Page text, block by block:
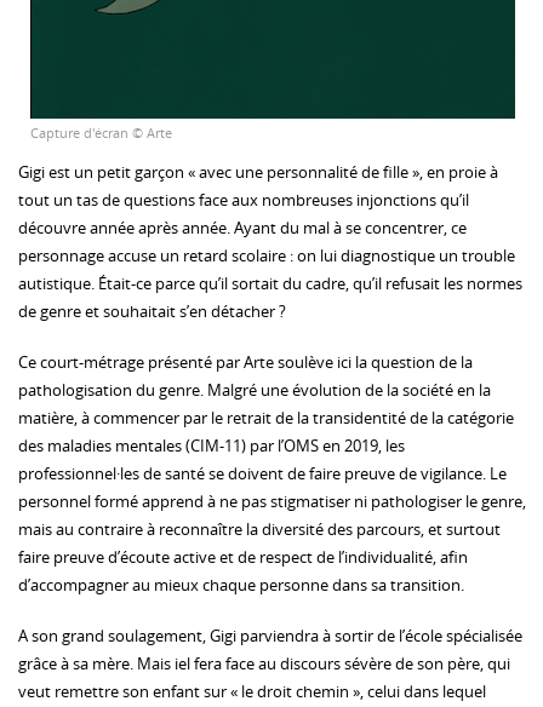
Capture d'écran © Arte
Gigi est un petit garçon « avec une personnalité de fille », en proie à
tout un tas de questions face aux nombreuses injonctions qu’il
découvre année après année. Ayant du mal à se concentrer, ce
personnage accuse un retard scolaire : on lui diagnostique un trouble
autistique. Était-ce parce qu’il sortait du cadre, qu’il refusait les normes
de genre et souhaitait s’en détacher ?
Ce court-métrage présenté par Arte soulève ici la question de la
pathologisation du genre. Malgré une évolution de la société en la
matière, à commencer par le retrait de la transidentité de la catégorie
des maladies mentales (CIM-11) par l’OMS en 2019, les
professionnel·les de santé se doivent de faire preuve de vigilance. Le
personnel formé apprend à ne pas stigmatiser ni pathologiser le genre,
mais au contraire à reconnaître la diversité des parcours, et surtout
faire preuve d’écoute active et de respect de l’individualité, afin
d’accompagner au mieux chaque personne dans sa transition.
A son grand soulagement, Gigi parviendra à sortir de l’école spécialisée
grâce à sa mère. Mais iel fera face au discours sévère de son père, qui
veut remettre son enfant sur « le droit chemin », celui dans lequel